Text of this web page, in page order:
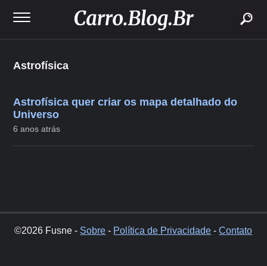
Astrofísica
Astrofísica quer criar os mapa detalhado do
Universo
6 anos atrás
©2026 Fusne - Sobre - Política de Privacidade -Contato